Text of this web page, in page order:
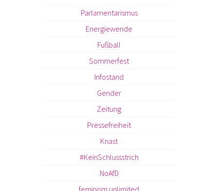
Parlamentarismus
Energiewende
Fußball
Sommerfest
Infostand
Gender
Zeitung
Pressefreiheit
Knast
#KeinSchlussstrich
NoAfD